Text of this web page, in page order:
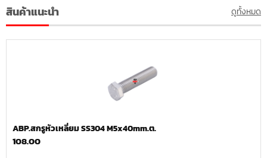
สินค้าแนะนำ ดูทั้งหมด
ABP.สกรูหัวเหลี่ยม SS304 M5x40mm.ต.
108.00